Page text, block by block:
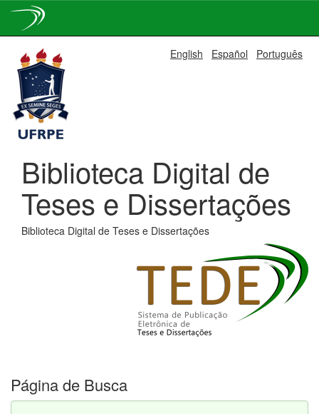
navigation
English Español Português
Biblioteca Digital de
Teses e Dissertações
Biblioteca Digital de Teses e Dissertações
Página de Busca